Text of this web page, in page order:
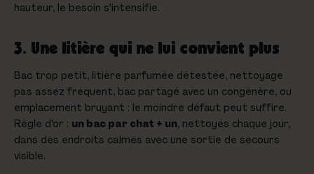
hauteur, le besoin s'intensifie.
3. Une litière qui ne lui convient plus
Bac trop petit, litière parfumée détestée, nettoyage
pas assez fréquent, bac partagé avec un congénère, ou
emplacement bruyant : le moindre défaut peut suffire.
Règle d'or : un bac par chat + un, nettoyés chaque jour,
dans des endroits calmes avec une sortie de secours
visible.